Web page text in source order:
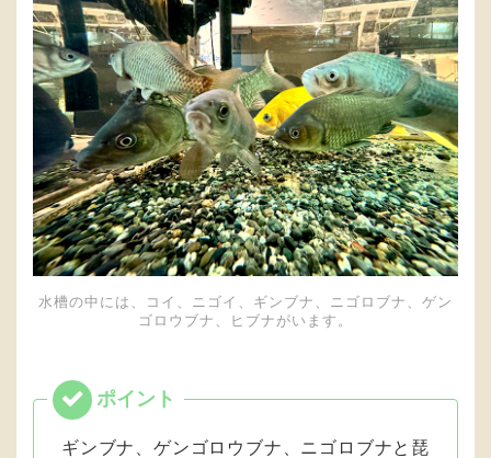
水槽の中には、コイ、ニゴイ、ギンブナ、ニゴロブナ、ゲン
ゴロウブナ、ヒブナがいます。
ギンブナ、ゲンゴロウブナ、ニゴロブナと琵